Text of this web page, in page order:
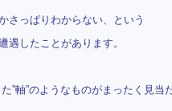
さっぱりわからない、という
遇したことがあります。
”軸”のようなものがまったく見当